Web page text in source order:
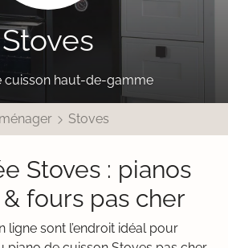
Stoves
cuisson haut-de-gamme
Stoves
Stoves : pianos
fours pas cher
ligne sont l’endroit idéal pour